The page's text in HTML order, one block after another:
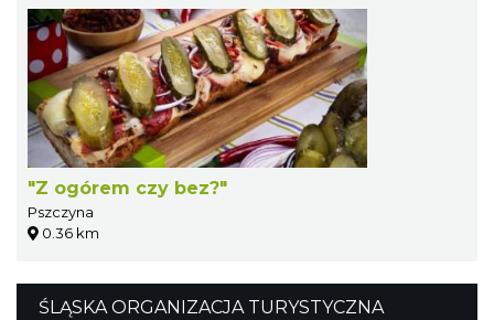
"Z ogórem czy bez?"
Pszczyna
0.36 km
ŚLĄSKA ORGANIZACJA TURYSTYCZNA